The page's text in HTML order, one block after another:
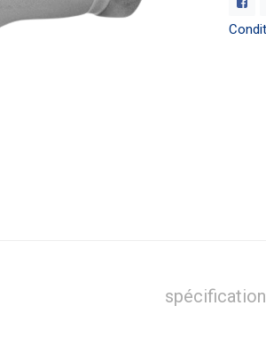
spécification